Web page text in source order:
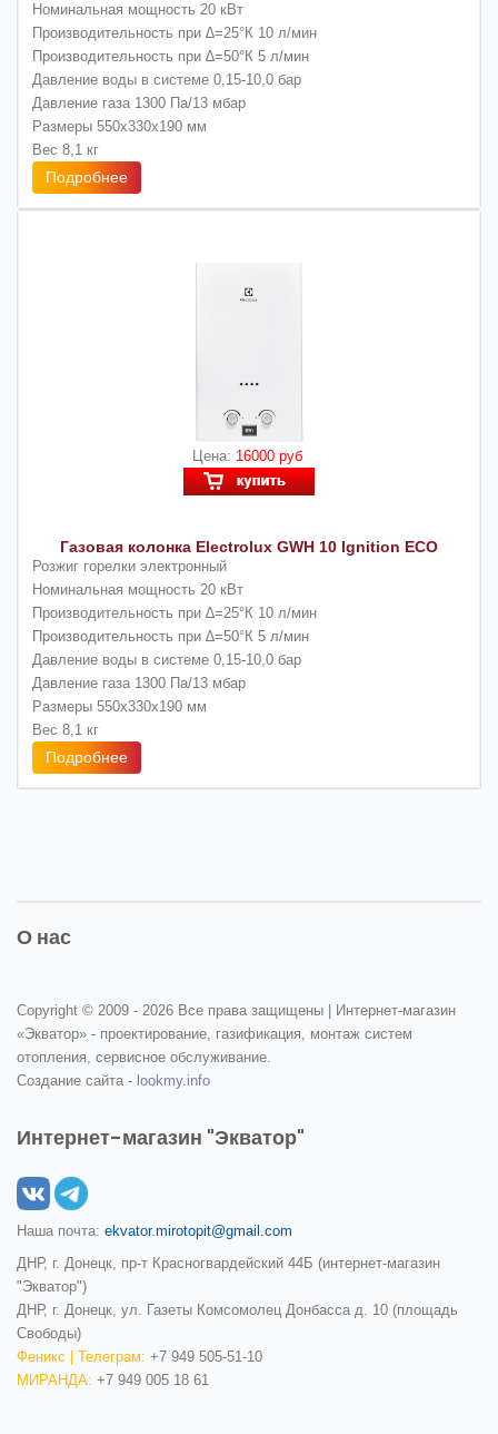
Номинальная мощность 20 кВт
Производительность при ∆=25°К 10 л/мин
Производительность при ∆=50°К 5 л/мин
Давление воды в системе 0,15-10,0 бар
Давление газа 1300 Па/13 мбар
Размеры 550х330х190 мм
Вес 8,1 кг
Подробнее
Цена: 16000 руб
Газовая колонка Electrolux GWH 10 Ignition ECO
Розжиг горелки электронный
Номинальная мощность 20 кВт
Производительность при ∆=25°К 10 л/мин
Производительность при ∆=50°К 5 л/мин
Давление воды в системе 0,15-10,0 бар
Давление газа 1300 Па/13 мбар
Размеры 550х330х190 мм
Вес 8,1 кг
Подробнее
О нас
Copyright © 2009 - 2026 Все права защищены | Интернет-магазин
«Экватор» - проектирование, газификация, монтаж систем
отопления, сервисное обслуживание.
Создание сайта - lookmy.info
Интернет-магазин "Экватор"
Наша почта: ekvator.mirotopit@gmail.com
ДНР, г. Донецк, пр-т Красногвардейский 44Б (интернет-магазин
"Экватор")
ДНР, г. Донецк, ул. Газеты Комсомолец Донбасса д. 10 (площадь
Свободы)
Феникс | Телеграм: +7 949 505-51-10
МИРАНДА: +7 949 005 18 61